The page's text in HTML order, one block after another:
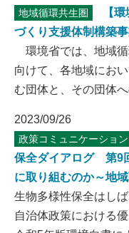
地域循環共生圏
【
づくり支援体制構築
環境省では、地域循
向けて、各地域にお
む団体と、その団体
2023/09/26
政策コミュニケーション
保全ダイアログ 第9
に取り組むのか～地域
生物多様性保全はし
自治体政策における